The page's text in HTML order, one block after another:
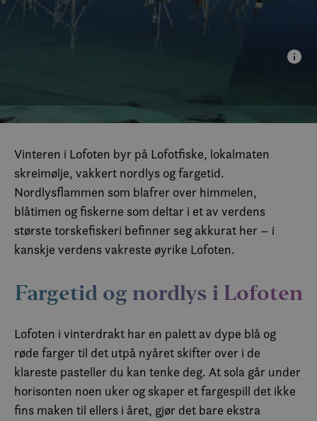
Vinteren i Lofoten byr på Lofotfiske, lokalmaten
skreimølje, vakkert nordlys og fargetid.
Nordlysflammen som blafrer over himmelen,
blåtimen og fiskerne som deltar i et av verdens
største torskefiskeri befinner seg akkurat her – i
kanskje verdens vakreste øyrike Lofoten.
Fargetid og nordlys i Lofoten
Lofoten i vinterdrakt har en palett av dype blå og
røde farger til det utpå nyåret skifter over i de
klareste pasteller du kan tenke deg. At sola går under
horisonten noen uker og skaper et fargespill det ikke
fins maken til ellers i året, gjør det bare ekstra